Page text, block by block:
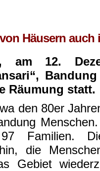
Häusern auch
am 12.
Räumung statt.
den 80er
Familien.
die
Gebiet